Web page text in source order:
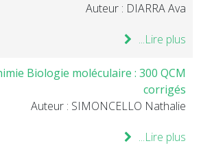
Auteur : DIARRA Ava
Lire plus...
Biologie moléculaire : 300 QCM
corrigés
Auteur : SIMONCELLO Nathalie
Lire plus...